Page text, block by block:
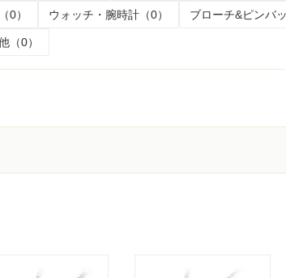
0） ウォッチ・腕時計（0） ブローチ&ピンバ
（0）